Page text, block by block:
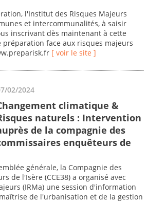
l'Institut des Risques Majeurs
et intercommunalités, à saisir
inscrivant dès maintenant à cette
préparation face aux risques majeurs
[ voir le site ]
02/2024
climatique &
naturels : Intervention
de la compagnie des
enquêteurs de
générale, la Compagnie des
de l'Isère (CCE38) a organisé avec
(IRMa) une session d'information
de l'urbanisation et de la gestion